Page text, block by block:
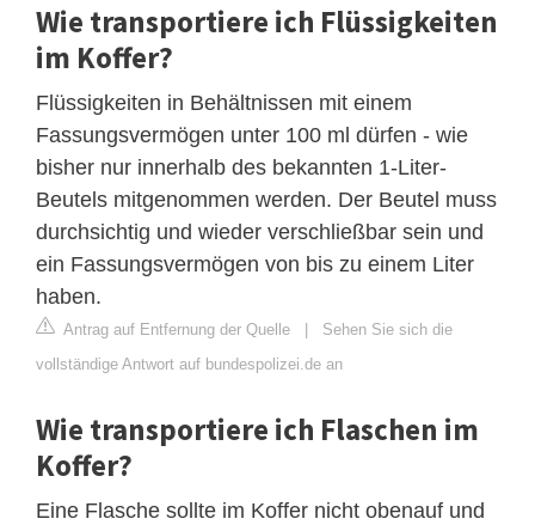
Wie transportiere ich Flüssigkeiten
im Koffer?
Flüssigkeiten in Behältnissen mit einem
Fassungsvermögen unter 100 ml dürfen - wie
bisher nur innerhalb des bekannten 1-Liter-
Beutels mitgenommen werden. Der Beutel muss
durchsichtig und wieder verschließbar sein und
ein Fassungsvermögen von bis zu einem Liter
haben.
Antrag auf Entfernung der Quelle | Sehen Sie sich die
vollständige Antwort auf bundespolizei.de an
Wie transportiere ich Flaschen im
Koffer?
Eine Flasche sollte im Koffer nicht obenauf und